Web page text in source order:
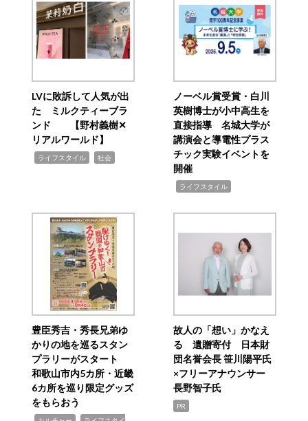
LVに敗訴して人気が出
た ミルクティーブラ
ンド 【野村義樹✕
リアルワールド】
ライフスタイル 社会
ノーベル賞受賞・白川
英樹博士が小中高生を
直接指導 名城大学が
講演会と導電性プラス
チック実験イベントを
開催
ライフスタイル
豊臣秀吉・秀長兄弟ゆ
かりの地を巡るスタン
プラリーがスタート
和歌山市内5カ所・近畿
6カ所を巡り限定グッズ
をもらおう
故人の「想い」かなえ
る 遺贈寄付 日本財
団名誉会長 笹川陽平氏
×フリーアナウンサー
長野智子氏
PR